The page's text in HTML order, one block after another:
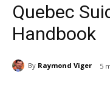
Quebec
Handbook
By Raymond Viger 5